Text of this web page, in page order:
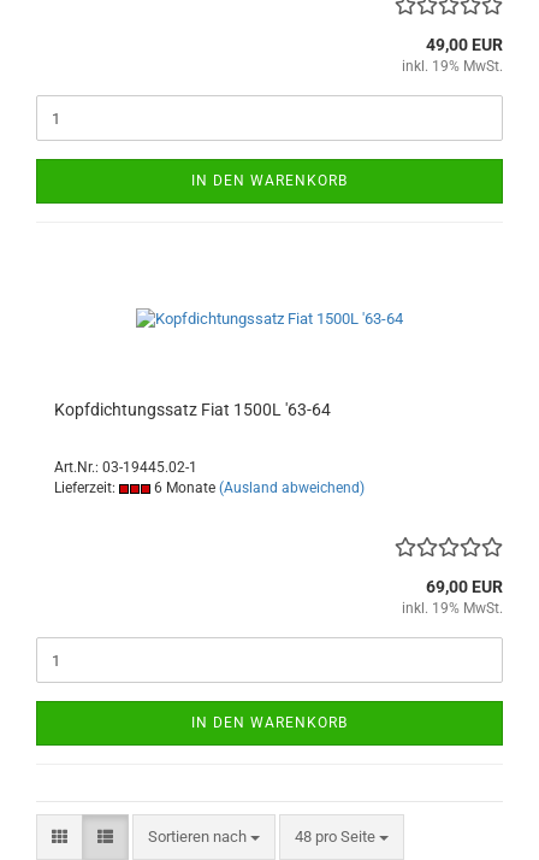
49,00 EUR
inkl. 19% MwSt.
IN DEN WARENKORB
Kopfdichtungssatz Fiat 1500L '63-64
Art.Nr.: 03-19445.02-1
Lieferzeit:
6 Monate (Ausland abweichend)
69,00 EUR
inkl. 19% MwSt.
IN DEN WARENKORB
Sortieren nach
Sortieren nach 48 pro Seite
pro Seite